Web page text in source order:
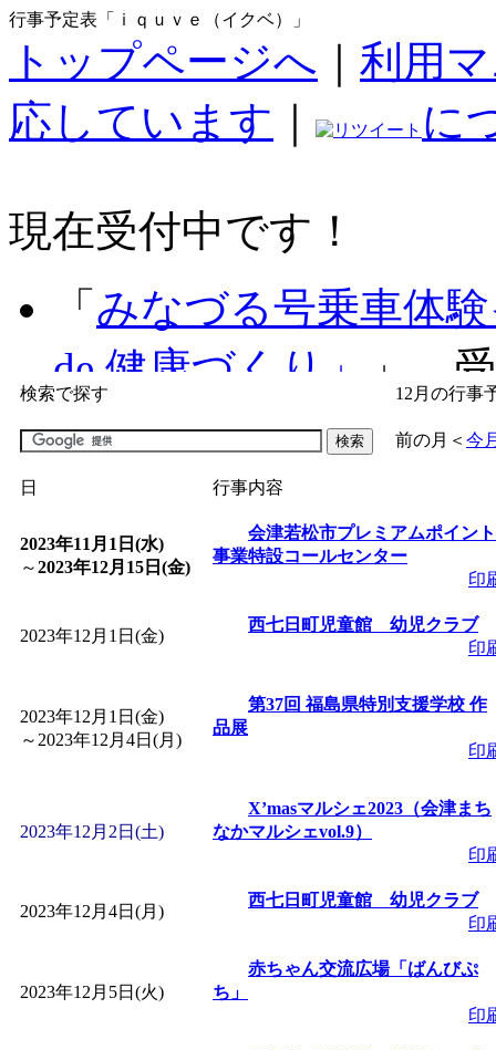
行事予定表「ｉｑｕｖｅ（イクベ）」
トップページへ
利用
応しています
に
現在受付中です！
「 みなづる号乗車体
de 健康づくり」
」 受
「子育て交流広場「
間：2026/07/09～
「皆鶴姫のこびる塾
」 受付期間：～
子育て講座「ばん
2026/07/10～2026/08/
子育て交流広場「
間：2026/07/13～2026/
「子育て交流広場「
間：2026/08/10～
赤ちゃん子育て講
検索で探す 12月の行事
前の月 ＜ 今
日 行事内容
2023年11月1日(水)
～2023年12月15日(金)
会津若松市プレミアムポイント
事業特設コールセンター
印
2023年12月1日(金)
西七日町児童館 幼児クラブ
印
2023年12月1日(金)
～ 2023年12月4日(月)
第37回 福島県特別支援学校 作
品展
印
2023年12月2日(土)
X’masマルシェ2023（会津まち
なかマルシェvol.9）
印
2023年12月4日(月)
西七日町児童館 幼児クラブ
印
2023年12月5日(火)
赤ちゃん交流広場「ばんびぷ
ち」
印